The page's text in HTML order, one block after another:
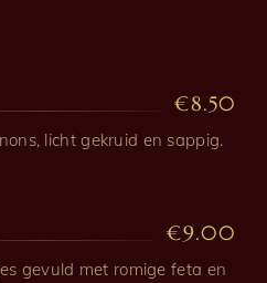
€8.50
licht gekruid en sappig.
€9.00
gevuld met romige feta en